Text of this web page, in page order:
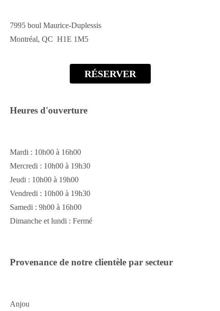
7995 boul Maurice-Duplessis
Montréal, QC H1E 1M5
RÉSERVER
Heures d'ouverture
Mardi : 10h00 à 16h00
Mercredi : 10h00 à 19h30
Jeudi : 10h00 à 19h00
Vendredi : 10h00 à 19h30
Samedi : 9h00 à 16h00
Dimanche et lundi : Fermé
Provenance de notre clientèle par secteur
Anjou